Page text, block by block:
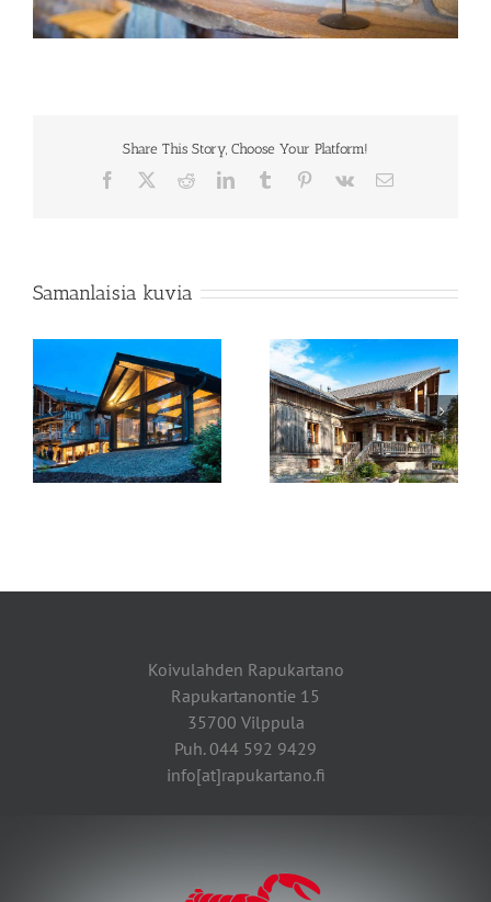
Share This Story, Choose Your Platform!
Facebook RedditLinkedInTumblr Pinterest
Vk Sähköposti
Samanlaisia kuvia
Rapukartano terassit Merta
Koivulahden Rapukartano
Rapukartanontie 15
35700 Vilppula
Puh. 044 592 9429
info[at]rapukartano.fi